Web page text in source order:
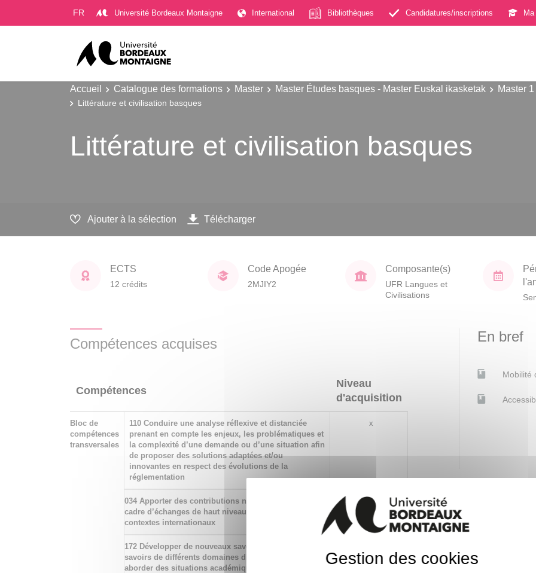
FR Université Bordeaux Montaigne International Bibliothèques Candidatures/inscriptions Ma
Accueil Catalogue des formations Master Master Études basques - Master Euskal ikasketak Master
Littérature et civilisation basques
Littérature et civilisation basques
Ajouter à la sélection Télécharger
ECTS
12 crédits
Code Apogée
2MJIY2
Composante(s)
UFR Langues et
Civilisations
Compétences acquises
Compétences
Niveau
d'acquisition
Bloc de
compétences
transversales
110 Conduire une analyse réflexive et distanciée
prenant en compte les enjeux, les problématiques et
la complexité d’une demande ou d’une situation afin
de proposer des solutions adaptées et/ou
innovantes en respect des évolutions de la
réglementation
x
034 Apporter des contributions novatrices dans le
cadre d’échanges de haut niveau, et dans des
contextes internationaux
x
172 Développer de nouveaux savoirs et intégrer les
savoirs de différents domaines disciplinaires pour
aborder des situations académiques et
En bref
Mobilité
Gestion des cookies